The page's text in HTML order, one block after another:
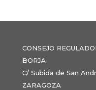
CONSEJO
BORJA
C/ Subida de San
ZARAGOZA